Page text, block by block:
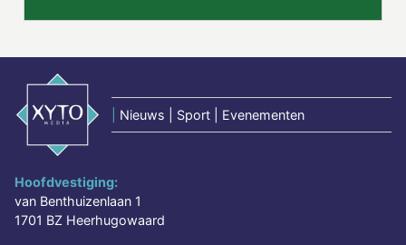
Nieuws | Sport | Evenementen
Hoofdvestiging:
van Benthuizenlaan 1
1701 BZ Heerhugowaard